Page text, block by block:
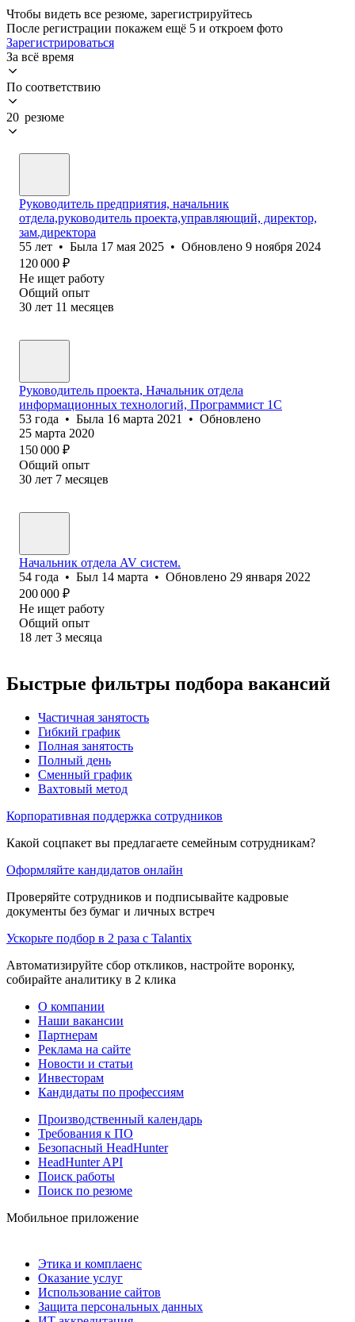
Чтобы видеть все резюме, зарегистрируйтесь
После регистрации покажем ещё 5 и откроем фото
Зарегистрироваться
За всё время
По соответствию
20 резюме
Руководитель предприятия, начальник
отдела,руководитель проекта,управляющий, директор,
зам.директора
55 лет • Была 17 мая 2025 • Обновлено 9 ноября 2024
120 000 ₽
Не ищет работу
Общий опыт
30 лет 11 месяцев
Руководитель проекта, Начальник отдела
информационных технологий, Программист 1С
53 года • Была 16 марта 2021 • Обновлено
25 марта 2020
150 000 ₽
Общий опыт
30 лет 7 месяцев
Начальник отдела AV систем.
54 года • Был 14 марта • Обновлено 29 января 2022
200 000 ₽
Не ищет работу
Общий опыт
18 лет 3 месяца
Быстрые фильтры подбора вакансий
Частичная занятость
Гибкий график
Полная занятость
Полный день
Сменный график
Вахтовый метод
Корпоративная поддержка сотрудников
Какой соцпакет вы предлагаете семейным сотрудникам?
Оформляйте кандидатов онлайн
Проверяйте сотрудников и подписывайте кадровые
документы без бумаг и личных встреч
Ускорьте подбор в 2 раза с Talantix
Автоматизируйте сбор откликов, настройте воронку,
собирайте аналитику в 2 клика
О компании
Наши вакансии
Партнерам
Реклама на сайте
Новости и статьи
Инвесторам
Кандидаты по профессиям
Производственный календарь
Требования к ПО
Безопасный HeadHunter
HeadHunter API
Поиск работы
Поиск по резюме
Мобильное приложение
Этика и комплаенс
Оказание услуг
Использование сайтов
Защита персональных данных